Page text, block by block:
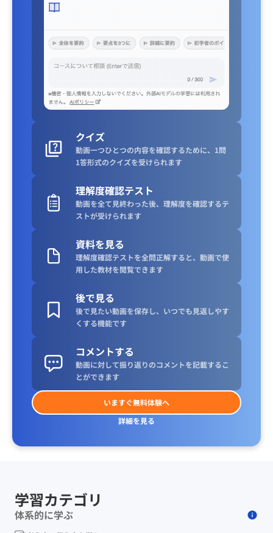
クイズ
動画一つひとつの内容を確認するために、1問
1答形式のクイズを受けられます
理解度確認テスト
動画を全て見終わった後、理解度を確認するテ
ストが受けられます
資料を見る
理解度確認テストを全問正解すると、動画で使
用した教材を閲覧できます
後で見る
後で見たい動画を保存し、いつでも見返しやす
くする機能です
コメントする
動画に対して振り返りのコメントを記載するこ
とができます
いますぐ無料体験へ
詳細を見る
学習カテゴリ
体系的に学ぶ